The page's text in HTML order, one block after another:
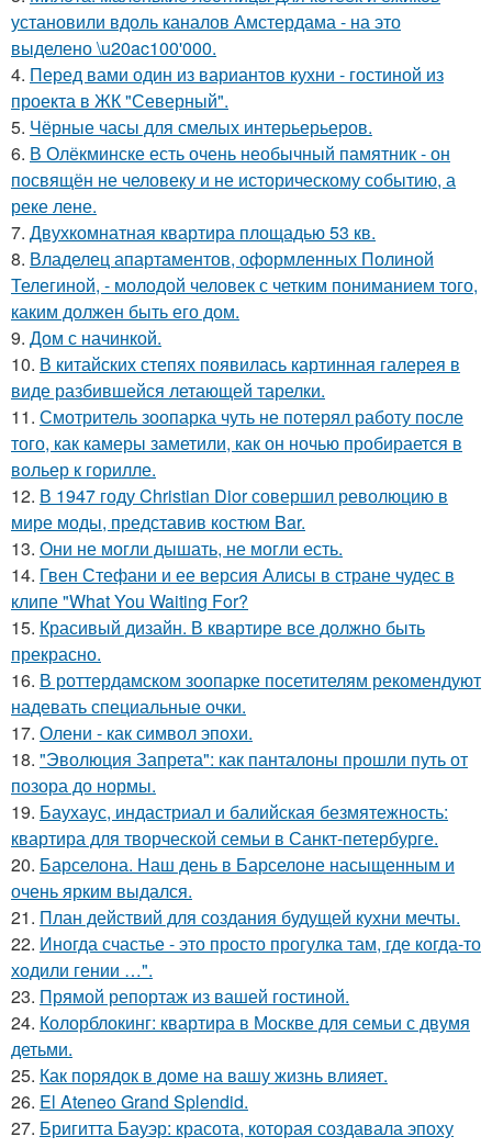
установили вдоль каналов Амстердама - на это
выделено \u20ac100'000.
4. Перед вами один из вариантов кухни - гостиной из
проекта в ЖК "Северный".
5. Чёрные часы для смелых интерьерьеров.
6. В Олёкминске есть очень необычный памятник - он
посвящён не человеку и не историческому событию, а
реке лене.
7. Двухкомнатная квартира площадью 53 кв.
8. Владелец апартаментов, оформленных Полиной
Телегиной, - молодой человек с четким пониманием того,
каким должен быть его дом.
9. Дом с начинкой.
10. В китайских степях появилась картинная галерея в
виде разбившейся летающей тарелки.
11. Смотритель зоопарка чуть не потерял работу после
того, как камеры заметили, как он ночью пробирается в
вольер к горилле.
12. В 1947 году Christian Dior совершил революцию в
мире моды, представив костюм Bar.
13. Они не могли дышать, не могли есть.
14. Гвен Стефани и ее версия Алисы в стране чудес в
клипе "What You Waiting For?
15. Красивый дизайн. В квартире все должно быть
прекрасно.
16. В роттердамском зоопарке посетителям рекомендуют
надевать специальные очки.
17. Олени - как символ эпохи.
18. "Эволюция Запрета": как панталоны прошли путь от
позора до нормы.
19. Баухаус, индастриал и балийская безмятежность:
квартира для творческой семьи в Санкт-петербурге.
20. Барселона. Наш день в Барселоне насыщенным и
очень ярким выдался.
21. План действий для создания будущей кухни мечты.
22. Иногда счастье - это просто прогулка там, где когда-то
ходили гении …".
23. Прямой репортаж из вашей гостиной.
24. Колорблокинг: квартира в Москве для семьи с двумя
детьми.
25. Как порядок в доме на вашу жизнь влияет.
26. El Ateneo Grand Splendid.
27. Бригитта Бауэр: красота, которая создавала эпоху